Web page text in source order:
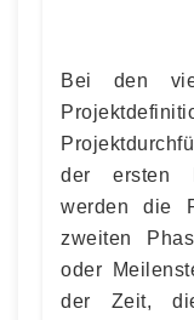
Bei den
der ersten
werden die
zweiten
oder
der Zeit,